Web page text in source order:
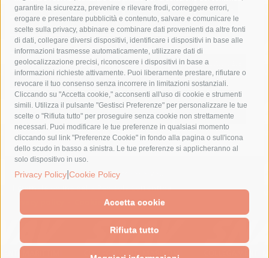
garantire la sicurezza, prevenire e rilevare frodi, correggere errori,
erogare e presentare pubblicità e contenuto, salvare e comunicare le
scelte sulla privacy, abbinare e combinare dati provenienti da altre fonti
di dati, collegare diversi dispositivi, identificare i dispositivi in base alle
informazioni trasmesse automaticamente, utilizzare dati di
geolocalizzazione precisi, riconoscere i dispositivi in base a
informazioni richieste attivamente. Puoi liberamente prestare, rifiutare o
revocare il tuo consenso senza incorrere in limitazioni sostanziali.
Cliccando su "Accetta cookie," acconsenti all'uso di cookie e strumenti
simili. Utilizza il pulsante "Gestisci Preferenze" per personalizzare le tue
scelte o "Rifiuta tutto" per proseguire senza cookie non strettamente
necessari. Puoi modificare le tue preferenze in qualsiasi momento
cliccando sul link "Preferenze Cookie" in fondo alla pagina o sull'icona
dello scudo in basso a sinistra. Le tue preferenze si applicheranno al
solo dispositivo in uso.
Privacy Policy Cookie Policy
Accetta cookie
Rifiuta tutto
fondazione sorrento
gori guardia costiera
incidente
lavori
lorenzo balducelli mare
massa lubrense
massimo coppola
Meta napoli
ordinanza
penisola sorrentina
piano di sorrento
polizia municipale
protezione civile
Regione Campania
sant'agnello
sindaco cuomo
sorrento studenti temporali
treni
turismo
Vico Equense villa fiorentino vincenzo de luca
© 2015 SorrentoPress. All rights reserved.
Il giornale online della Penisola Sorrentina
Cookie Policy